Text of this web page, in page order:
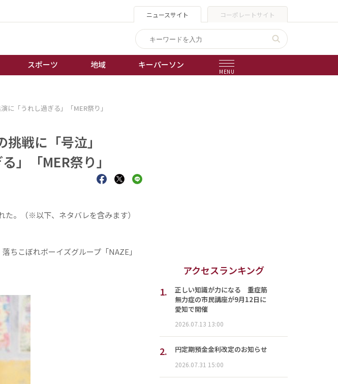
ニュースサイト コーポレートサイト
スポーツ 地域 キーパーソン
MENU
競輪
ボートレース
に「うれし過ぎる」「MER祭り」
戦に「号泣」
」「MER祭り」
た。（※以下、ネタバレを含みます）
ちこぼれボーイズグループ「NAZE」
アクセスランキング
1.
正しい知識が力になる 重症筋
無力症の市民講座が9月12日に
愛知で開催
2026.07.13 13:00
2. 円定期預金金利改定のお知らせ
2026.07.31 15:00